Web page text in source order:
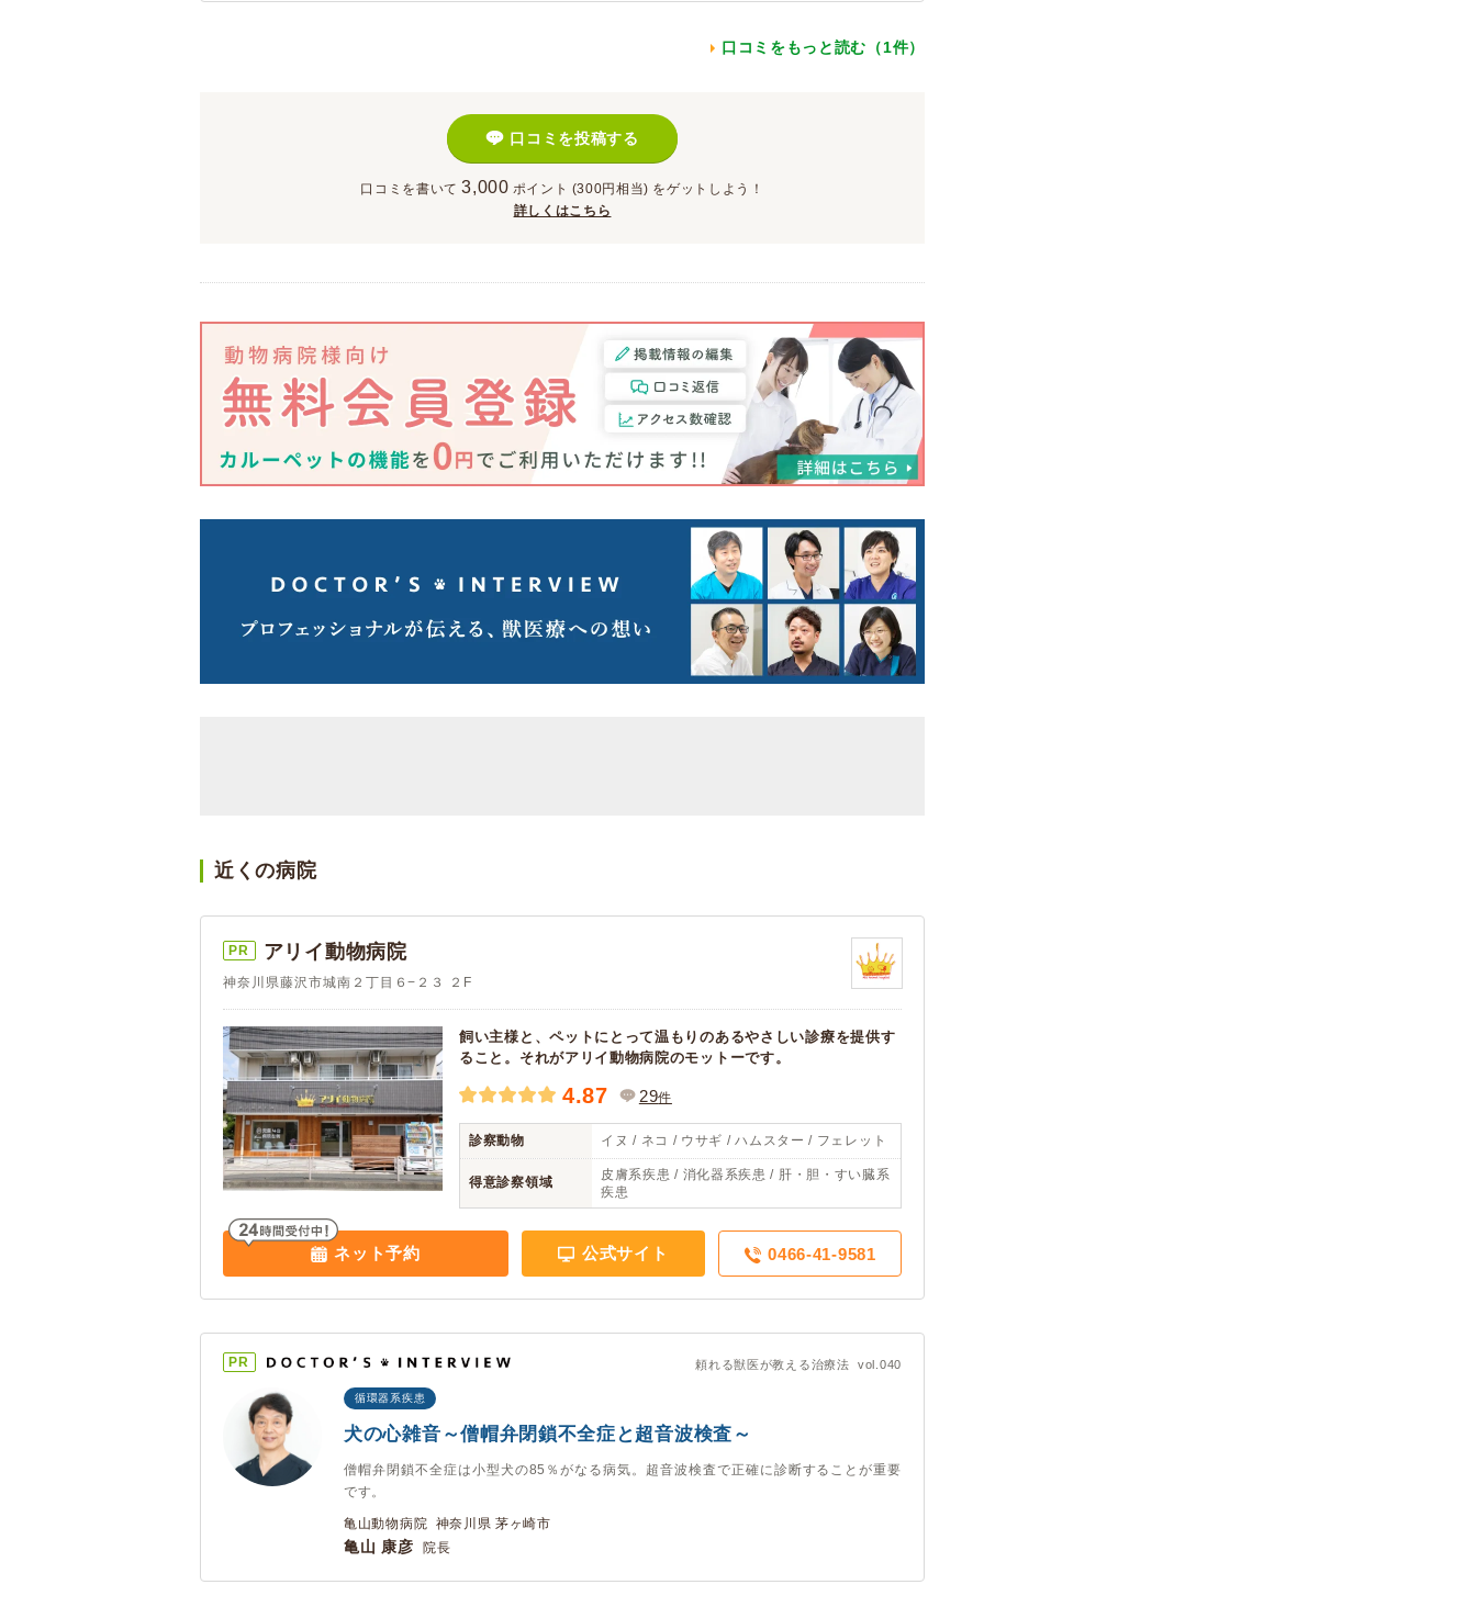
口コミをもっと読む（1件）
口コミを投稿する
口コミを書いて 3,000 ポイント (300円相当) をゲットしよう！
詳しくはこちら
近くの病院
PR アリイ動物病院
神奈川県藤沢市城南２丁目６−２３ ２F
飼い主様と、ペットにとって温もりのあるやさしい診療を提供す
ること。それがアリイ動物病院のモットーです。
4.87 29件
診察動物 イヌ / ネコ / ウサギ / ハムスター / フェレット
得意診察領域
皮膚系疾患 / 消化器系疾患 / 肝・胆・すい臓系
疾患
ネット予約 公式サイト 0466-41-9581
PR 頼れる獣医が教える治療法 vol.040
循環器系疾患
犬の心雑音～僧帽弁閉鎖不全症と超音波検査～
僧帽弁閉鎖不全症は小型犬の85％がなる病気。超音波検査で正確に診断することが重要
です。
亀山動物病院 神奈川県 茅ヶ崎市
亀山 康彦 院長